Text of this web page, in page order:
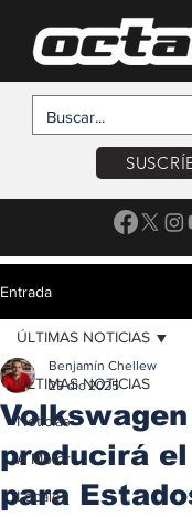
Entrada
ÚLTIMAS NOTICIAS
Noticias
A Motor
Locales
ÚLTIMAS NOTICIAS
producirá el
para
Benjamín Chellew
29 dic 2025